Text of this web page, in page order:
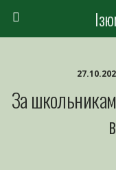
За